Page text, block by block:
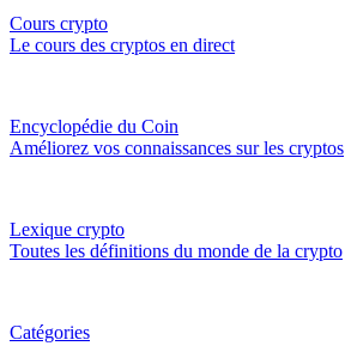
Cours crypto
Le cours des cryptos en direct
Encyclopédie du Coin
Améliorez vos connaissances sur les cryptos
Lexique crypto
Toutes les définitions du monde de la crypto
Catégories